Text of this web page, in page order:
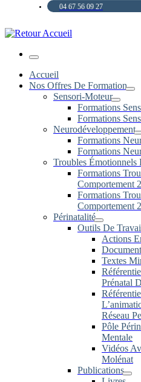
04 67 56 09 27
Menu
Accueil
Nos Offres De Formation
Sensori-Moteur
Formations
Formations
Neurodéveloppement
Formations
Formations
Troubles Émotionnels
Formations
Comportement
Formations
Comportement
Périnatalité
Outils De
Actions
Textes
Prénatal
Réseau
Pôle
Mentale
Vidéos
Molénat
Publications